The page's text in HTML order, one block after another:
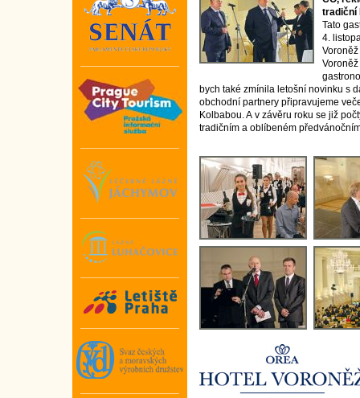
tradiční
Tato
4.
bych také zmínila letošní novinku s
obchodní partnery připravujeme
Kolbabou. A v závěru roku se již
tradičním a oblíbeném